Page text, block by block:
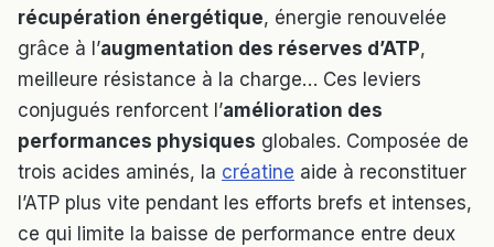
récupération énergétique, énergie renouvelée
grâce à l’augmentation des réserves d’ATP,
meilleure résistance à la charge… Ces leviers
conjugués renforcent l’amélioration des
performances physiques globales. Composée de
trois acides aminés, la créatine aide à reconstituer
l’ATP plus vite pendant les efforts brefs et intenses,
ce qui limite la baisse de performance entre deux